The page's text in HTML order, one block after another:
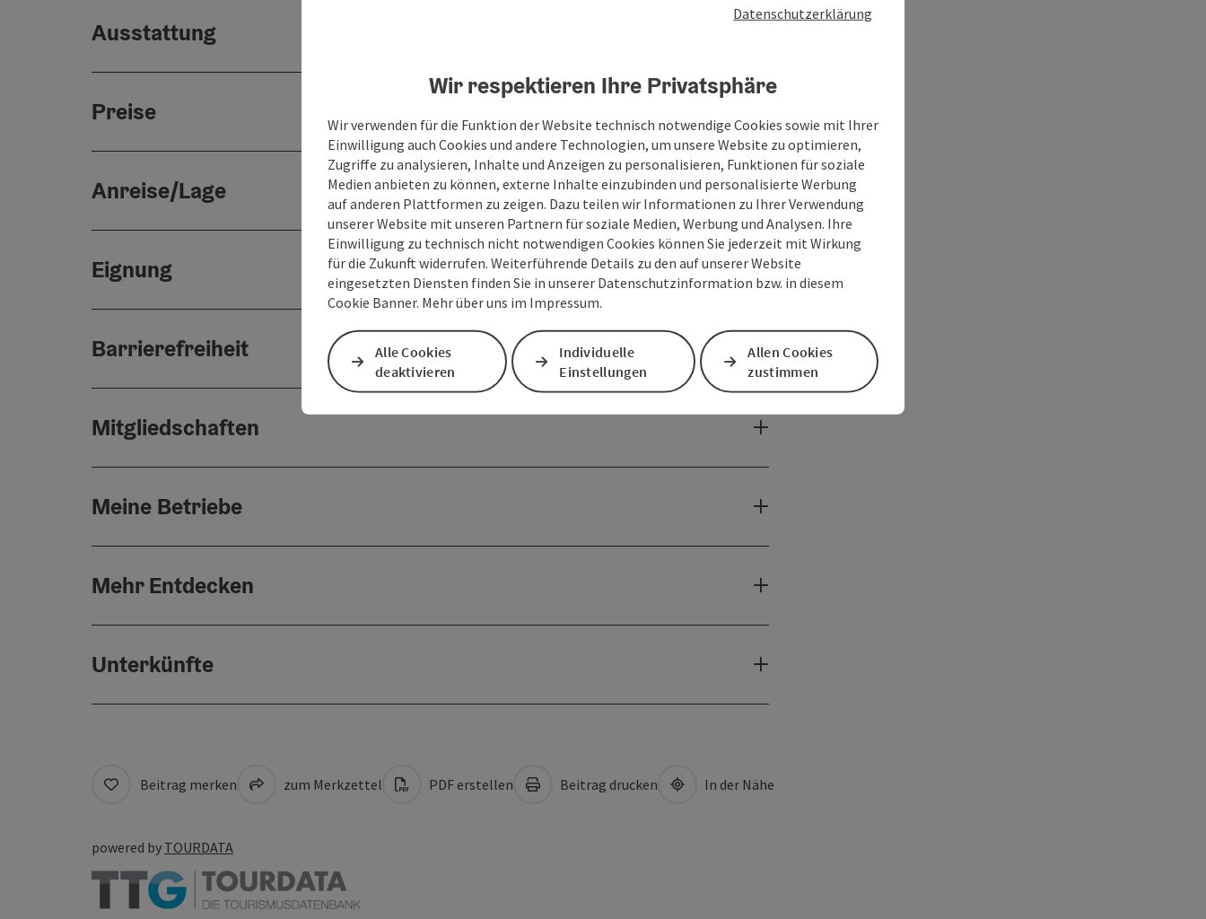
Ausstattung
Preise
Anreise/Lage
Eignung
Barrierefreiheit
Mitgliedschaften
Meine Betriebe
Mehr Entdecken
Unterkünfte
Beitrag merken zum Merkzettel PDF erstellen Beitrag drucken In der Nähe
powered by TOURDATA
Datenschutzerklärung
Wir respektieren Ihre Privatsphäre
Wir verwenden für die Funktion der Website technisch notwendige Cookies sowie mit Ihrer
Einwilligung auch Cookies und andere Technologien, um unsere Website zu optimieren,
Zugriffe zu analysieren, Inhalte und Anzeigen zu personalisieren, Funktionen für soziale
Medien anbieten zu können, externe Inhalte einzubinden und personalisierte Werbung
auf anderen Plattformen zu zeigen. Dazu teilen wir Informationen zu Ihrer Verwendung
unserer Website mit unseren Partnern für soziale Medien, Werbung und Analysen. Ihre
Einwilligung zu technisch nicht notwendigen Cookies können Sie jederzeit mit Wirkung
für die Zukunft widerrufen. Weiterführende Details zu den auf unserer Website
eingesetzten Diensten finden Sie in unserer Datenschutzinformation bzw. in diesem
Cookie Banner. Mehr über uns im Impressum.
Alle Cookies
deaktivieren
Individuelle
Einstellungen
Allen Cookies
zustimmen